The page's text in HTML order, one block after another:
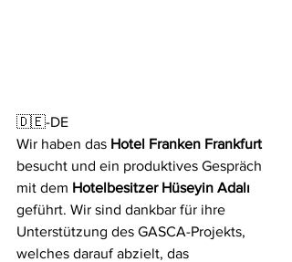
🇩🇪-DE
Wir haben das Hotel Franken Frankfurt
besucht und ein produktives Gespräch
mit dem Hotelbesitzer Hüseyin Adalı
geführt. Wir sind dankbar für ihre
Unterstützung des GASCA-Projekts,
welches darauf abzielt, das